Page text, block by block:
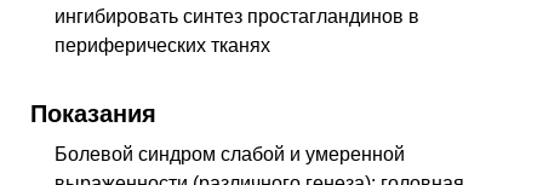
ингибировать синтез простагландинов в
периферических тканях
Показания
Болевой синдром слабой и умеренной